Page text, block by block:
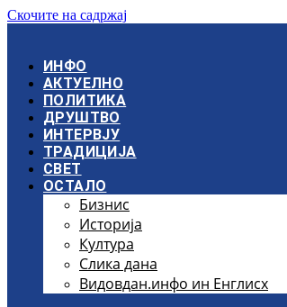
Скочите на садржај
ИНФО
АКТУЕЛНО
ПОЛИТИКА
ДРУШТВО
ИНТЕРВЈУ
ТРАДИЦИЈА
СВЕТ
ОСТАЛО
Бизнис
Историја
Култура
Слика дана
Видовдан.инфо ин Енглисх